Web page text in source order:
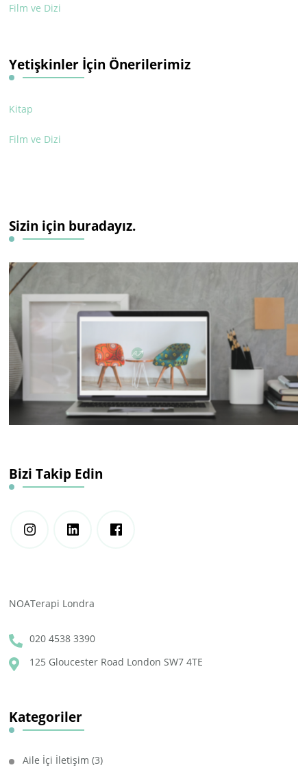
Film ve Dizi
Yetişkinler İçin Önerilerimiz
Kitap
Film ve Dizi
Sizin için buradayız.
Bizi Takip Edin
NOATerapi Londra
020 4538 3390
125 Gloucester Road London SW7 4TE
Kategoriler
Aile İçi İletişim (3)